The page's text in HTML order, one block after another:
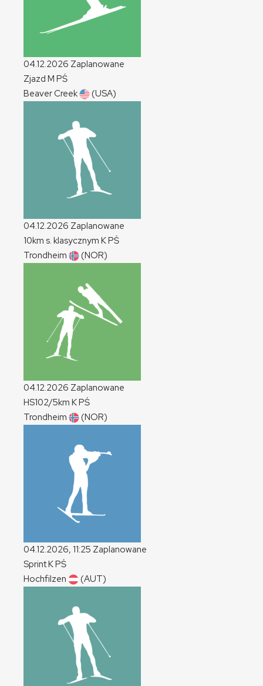
04.12.2026 Zaplanowane
Zjazd M PŚ
Beaver Creek
(USA)
04.12.2026 Zaplanowane
10km s. klasycznym KPŚ
Trondheim
(NOR)
04.12.2026 Zaplanowane
HS102/5km KPŚ
Trondheim
(NOR)
04.12.2026, 11:25 Zaplanowane
SprintKPŚ
Hochfilzen
(AUT)